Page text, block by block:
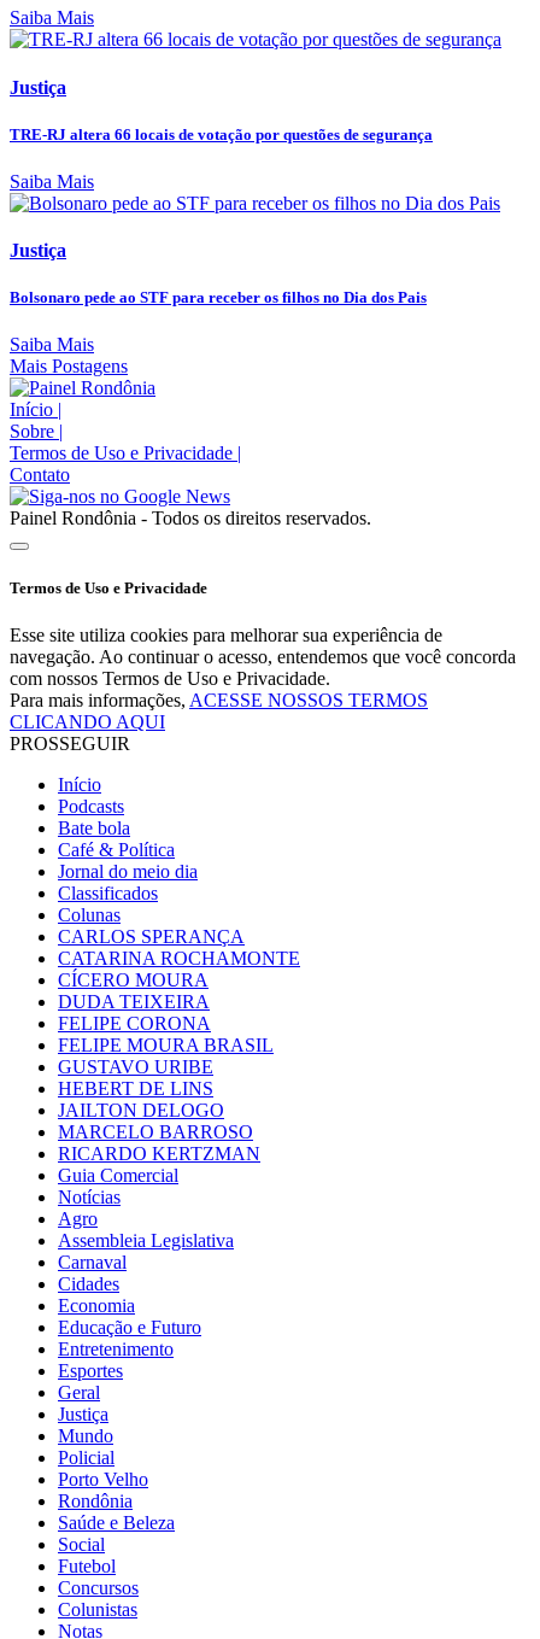
Saiba Mais
Justiça
TRE-RJ altera 66 locais de votação por questões de segurança
Saiba Mais
Justiça
Bolsonaro pede ao STF para receber os filhos no Dia dos Pais
Saiba Mais
Mais Postagens
Início
Sobre
Termos de Uso e Privacidade
Contato
Painel Rondônia - Todos os direitos reservados.
Termos de Uso e Privacidade
Esse site utiliza cookies para melhorar sua experiência de
navegação. Ao continuar o acesso, entendemos que você concorda
com nossos Termos de Uso e Privacidade.
Para mais informações, ACESSE NOSSOS TERMOS
CLICANDO AQUI
PROSSEGUIR
Início
Podcasts
Bate bola
Café & Política
Jornal do meio dia
Classificados
Colunas
CARLOS SPERANÇA
CATARINA ROCHAMONTE
CÍCERO MOURA
DUDA TEIXEIRA
FELIPE CORONA
FELIPE MOURA BRASIL
GUSTAVO URIBE
HEBERT DE LINS
JAILTON DELOGO
MARCELO BARROSO
RICARDO KERTZMAN
Guia Comercial
Notícias
Agro
Assembleia Legislativa
Carnaval
Cidades
Economia
Educação e Futuro
Entretenimento
Esportes
Geral
Justiça
Mundo
Policial
Porto Velho
Rondônia
Saúde e Beleza
Social
Futebol
Concursos
Colunistas
Notas